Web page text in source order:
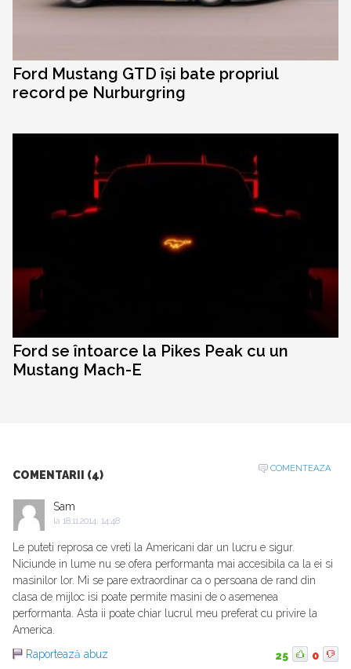
Ford Mustang GTD își bate propriul
record pe Nurburgring
Ford se întoarce la Pikes Peak cu un
Mustang Mach-E
COMENTARII (4)
COMENTEAZA
Sam
la 18.11.2014, 14:48
Le puteti reprosa ce vreti la Americani dar un lucru e sigur.
Niciunde in lume nu se ofera performanta mai accesibila ca la ei si
masinilor lor. Mi se pare extraordinar ca o persoana de rand din
clasa de mijloc isi poate permite masini de o asemenea
performanta. Asta ii poate chiar lucrul meu preferat cu privire la
America.
Raportează abuz
25 0